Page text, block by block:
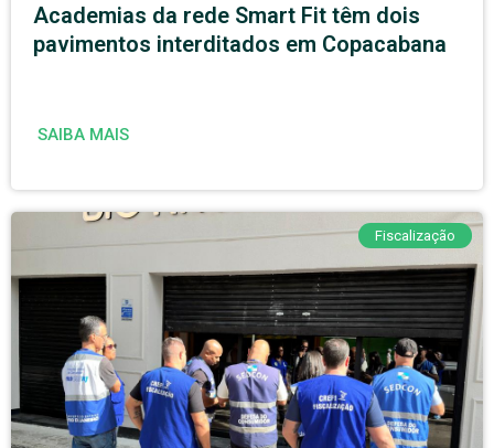
Academias da rede Smart Fit têm dois
pavimentos interditados em Copacabana
SAIBA MAIS
Fiscalização